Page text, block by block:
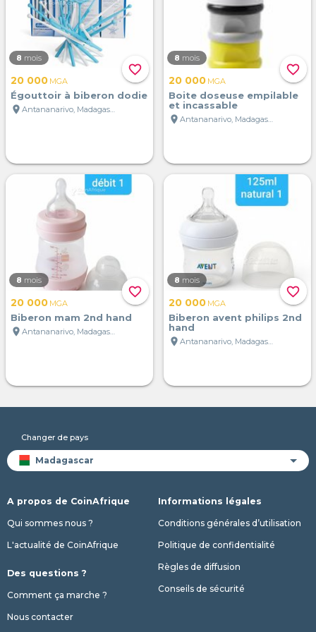
favorite_border
8 mois
20 000 MGA
Égouttoir à biberon dodie
location_on
Antananarivo, Madagascar
favorite_border
8 mois
20 000 MGA
Boite doseuse empilable
et incassable
location_on
Antananarivo, Madagascar
favorite_border
8 mois
20 000 MGA
Biberon mam 2nd hand
location_on
Antananarivo, Madagascar
favorite_border
8 mois
20 000 MGA
Biberon avent philips 2nd
hand
location_on
Antananarivo, Madagascar
Changer de pays
A propos de CoinAfrique
Qui sommes nous ?
L'actualité de CoinAfrique
Des questions ?
Comment ça marche ?
Nous contacter
Informations légales
Conditions générales d’utilisation
Politique de confidentialité
Règles de diffusion
Conseils de sécurité